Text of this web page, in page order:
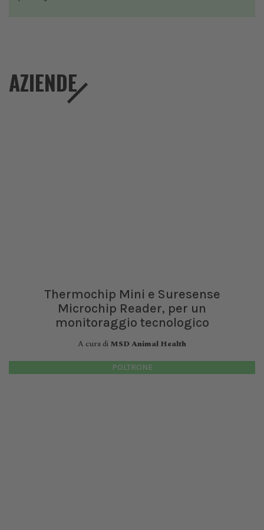
AZIENDE
Thermochip Mini e Suresense
Microchip Reader, per un
monitoraggio tecnologico
A cura di MSD Animal Health
POLTRONE